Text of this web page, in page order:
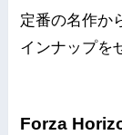
定番の名作か
インナップを
Forza